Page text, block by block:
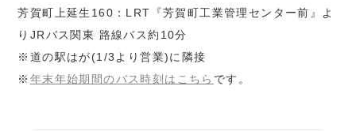
芳賀町上延生160：LRT『芳賀町工業管理センター前』よ
りJRバス関東 路線バス約10分
※道の駅はが(1/3より営業)に隣接
※ 年末年始期間のバス時刻はこちら です。